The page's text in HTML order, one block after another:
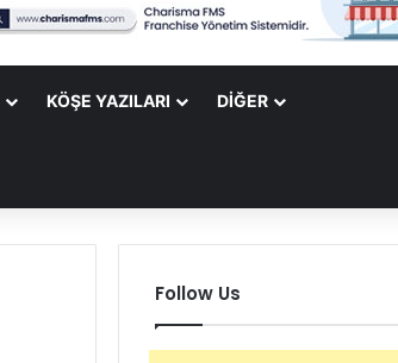
KÖŞE YAZILARI DIĞER
Follow Us